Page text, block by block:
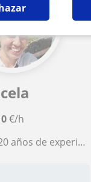
€/h
Me especializó en biología a todos los niveles, incluso universidad.